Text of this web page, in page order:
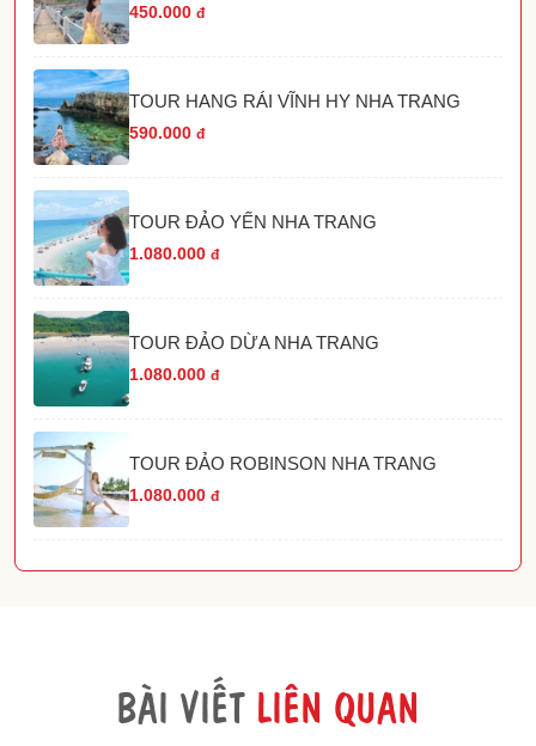
450.000 đ
TOUR HANG RÁI VĨNH HY NHA TRANG
590.000 đ
TOUR ĐẢO YẾN NHA TRANG
1.080.000 đ
TOUR ĐẢO DỪA NHA TRANG
1.080.000 đ
TOUR ĐẢO ROBINSON NHA TRANG
1.080.000 đ
BÀI VIẾT LIÊN QUAN